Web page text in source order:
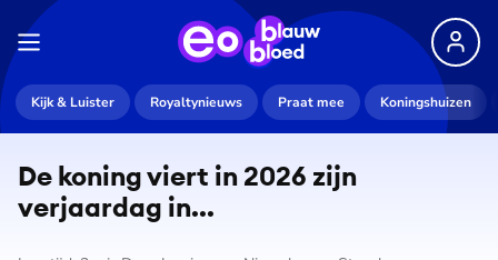
Kijk & Luister Royaltynieuws Praat mee Koningshuizen
De koning viert in 2026 zijn
verjaardag in...